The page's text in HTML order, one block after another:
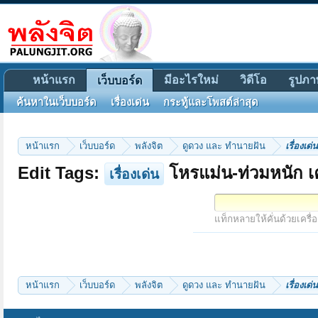
หน้าแรก เว็บบอร์ด พลังจิต ดูดวง และ ทำนายฝัน เรื่องเด่น
Edit Tags: เรื่องเด่น โหรแม่น-ท่วมหนัก
แท็กหลายให้คั่นด้วยเครื่
หน้าแรก เว็บบอร์ด พลังจิต ดูดวง และ ทำนายฝัน เรื่องเด่น
หน้าแรก เว็บบอร์ด
ค้นหาในเว็บบอร์ด เรื่องเด่น กระทู้และโพสต์ล่าสุด
มีอะไรใหม่ วิดีโอ รูปภ